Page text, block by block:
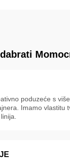
poduzeće s
Imamo vlastitu